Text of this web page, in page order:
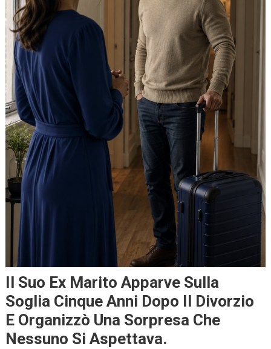
Il Suo Ex Marito Apparve Sulla
Soglia Cinque Anni Dopo Il Divorzio
E Organizzò Una Sorpresa Che
Nessuno Si Aspettava.